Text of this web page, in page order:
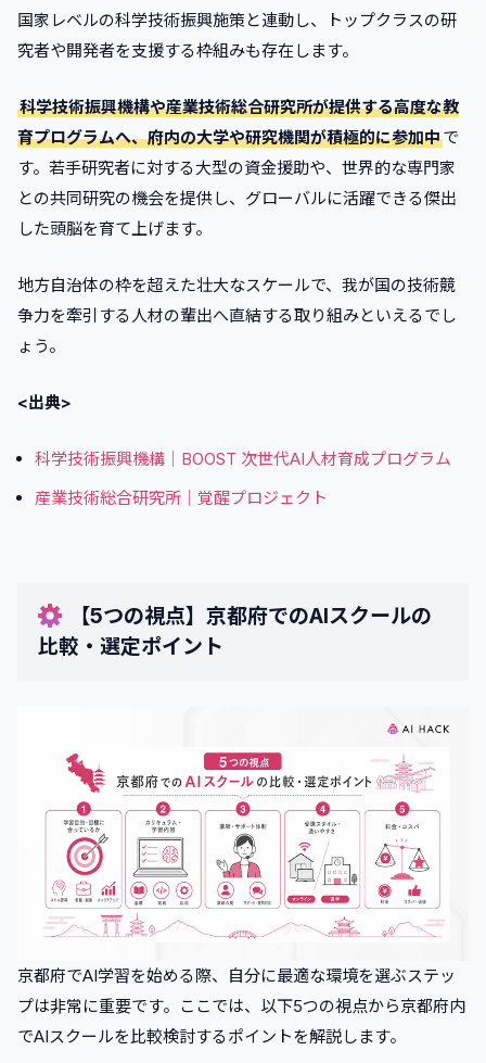
国家レベルの科学技術振興施策と連動し、トップクラスの研
究者や開発者を支援する枠組みも存在します。
科学技術振興機構や産業技術総合研究所が提供する高度な教
育プログラムへ、府内の大学や研究機関が積極的に参加中で
す。若手研究者に対する大型の資金援助や、世界的な専門家
との共同研究の機会を提供し、グローバルに活躍できる傑出
した頭脳を育て上げます。
地方自治体の枠を超えた壮大なスケールで、我が国の技術競
争力を牽引する人材の輩出へ直結する取り組みといえるでし
ょう。
<出典>
科学技術振興機構｜BOOST 次世代AI人材育成プログラム
産業技術総合研究所｜覚醒プロジェクト
【5つの視点】京都府でのAIスクールの
比較・選定ポイント
京都府でAI学習を始める際、自分に最適な環境を選ぶステッ
プは非常に重要です。ここでは、以下5つの視点から京都府内
でAIスクールを比較検討するポイントを解説します。